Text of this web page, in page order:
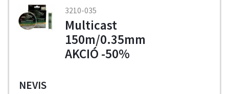
3210-035
Multicast
150m/0.35mm
AKCIÓ -50%
NEVIS